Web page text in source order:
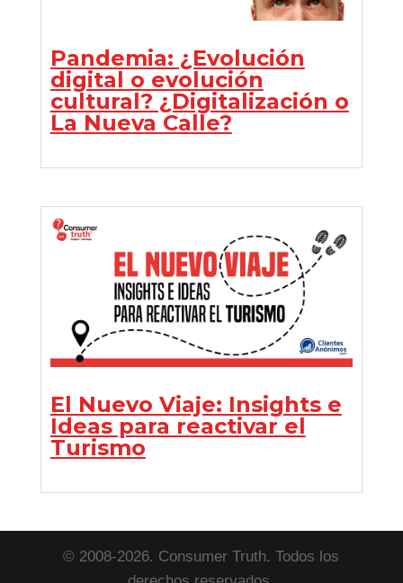
Pandemia: ¿Evolución
digital o evolución
cultural? ¿Digitalización o
La Nueva Calle?
El Nuevo Viaje: Insights e
Ideas para reactivar el
Turismo
© 2008-2026. Consumer Truth. Todos los